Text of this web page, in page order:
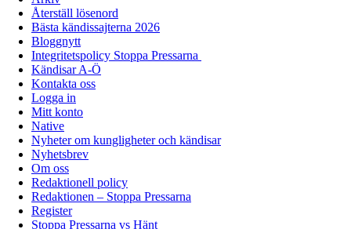
Återställ lösenord
Bästa kändissajterna 2026
Bloggnytt
Integritetspolicy Stoppa Pressarna
Kändisar A-Ö
Kontakta oss
Logga in
Mitt konto
Native
Nyheter om kungligheter och kändisar
Nyhetsbrev
Om oss
Redaktionell policy
Redaktionen – Stoppa Pressarna
Register
Stoppa Pressarna vs Hänt